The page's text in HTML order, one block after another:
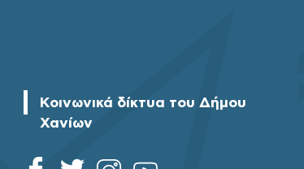
Κοινωνικά δίκτυα του Δήμου
Χανίων